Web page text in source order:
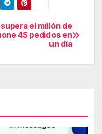
el millón de
4S pedidos en
un día